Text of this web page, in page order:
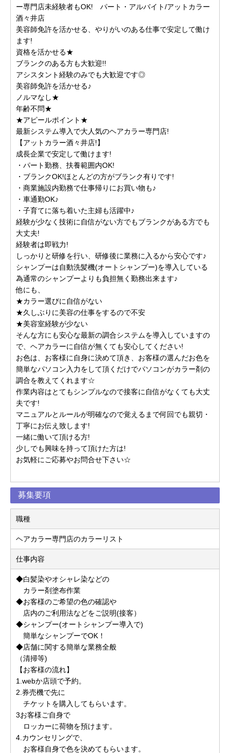
ー専門店未経験者もOK! パート・アルバイト/アットカラー
酒々井店
美容師免許を活かせる、やりがいのある仕事で安定して働け
ます!
資格を活かせる★
ブランクのある方も大歓迎!!
アシスタント経験のみでも大歓迎です◎
美容師免許を活かせる♪
ノルマなし★
年齢不問★
★アピールポイント★
最新システム導入で大人気のヘアカラー専門店!
【アットカラー酒々井店!】
成長企業で安定して働けます!
・パート勤務、扶養範囲内OK!
・ブランクOK!ほとんどの方がブランク有りです!
・商業施設内勤務で仕事帰りにお買い物も♪
・車通勤OK♪
・子育てに落ち着いた主婦も活躍中♪
経験が少なく技術に自信がない方でもブランクがある方でも
大丈夫!
経験者は即戦力!
しっかりと研修を行い、研修後に業務に入るから安心です♪
シャンプーは自動洗髪機(オートシャンプー)を導入している
為通常のシャンプーよりも負担無く勤務出来ます♪
他にも、
★カラー選びに自信がない
★久しぶりに美容の仕事をするので不安
★美容室経験が少ない
そんな方にも安心な最新の調合システムを導入していますの
で、ヘアカラーに自信が無くても安心してください!
お色は、お客様に自身に決めて頂き、お客様の選んだお色を
簡単なパソコン入力をして頂くだけでパソコンがカラー剤の
調合を教えてくれます☆
作業内容はとてもシンプルなので接客に自信がなくても大丈
夫です!
マニュアルとルールが明確なので覚えるまで何回でも親切・
丁寧にお伝え致します!
一緒に働いて頂ける方!
少しでも興味を持って頂けた方は!
お気軽にご応募やお問合せ下さい☆
募集要項
職種
ヘアカラー専門店のカラーリスト
仕事内容
◆白髪染やオシャレ染などの
カラー剤塗布作業
◆お客様のご希望の色の確認や
店内のご利用法などをご説明(接客）
◆シャンプー(オートシャンプー導入で)
簡単なシャンプーでOK！
◆店舗に関する簡単な業務全般
（清掃等)
【お客様の流れ】
1.webか店頭で予約。
2.券売機で先に
チケットを購入してもらいます。
3お客様ご自身で
ロッカーに荷物を預けます。
4.カウンセリングで、
お客様自身で色を決めてもらいます。